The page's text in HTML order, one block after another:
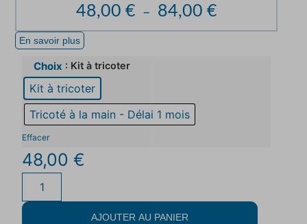
48,00 € – 84,00 €
En savoir plus
Choix : Kit à tricoter
Kit à tricoter
Tricoté à la main - Délai 1 mois
Effacer
48,00€
AJOUTER AU PANIER